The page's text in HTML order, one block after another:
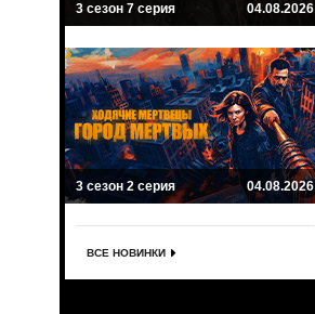
3 сезон 7 серия 04.08.2026
3 сезон 2 серия 04.08.2026
ВСЕ НОВИНКИ